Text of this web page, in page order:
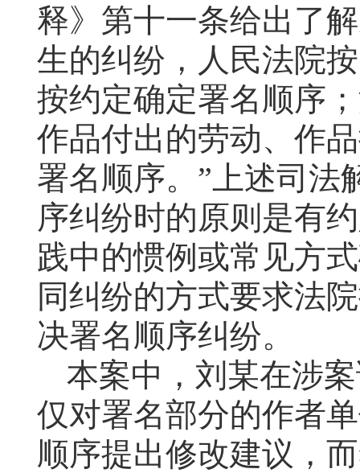
释》第十一条给出了
生的纠纷，人民法院
按约定确定署名顺序
作品付出的劳动、作
署名顺序。”上述司法
序纠纷时的原则是有
践中的惯例或常见方
同纠纷的方式要求法
决署名顺序纠纷。
本案中， 刘某在涉
仅对署名部分的作者
顺序提出修改建议，